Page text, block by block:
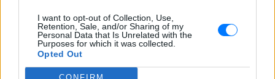
I want to opt-out of Collection, Use,
Retention, Sale, and/or Sharing of my
Personal Data that Is Unrelated with the
Purposes for which it was collected.
Opted Out
Συγκλονιστικό βίντεο από τη
φωτιά στο Πόρτο Γερμενό: Η
νύχτα κόλασης που έζησαν όσοι
ΣΉΜΕΡΑ